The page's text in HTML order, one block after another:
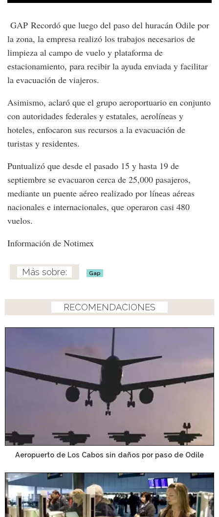
GAP Recordó que luego del paso del huracán Odile por
la zona, la empresa realizó los trabajos necesarios de
limpieza al campo de vuelo y plataforma de
estacionamiento, para recibir la ayuda enviada y facilitar
la evacuación de viajeros.
Asimismo, aclaró que el grupo aeroportuario en conjunto
con autoridades federales y estatales, aerolíneas y
hoteles, enfocaron sus recursos a la evacuación de
turistas y residentes.
Puntualizó que desde el pasado 15 y hasta 19 de
septiembre se evacuaron cerca de 25,000 pasajeros,
mediante un puente aéreo realizado por líneas aéreas
nacionales e internacionales, que operaron casi 480
vuelos.
Información de Notimex
Gap
RECOMENDACIONES
Aeropuerto de Los Cabos sin daños por paso de Odile